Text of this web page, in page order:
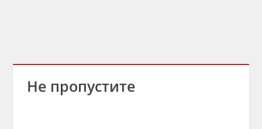
Не пропустите